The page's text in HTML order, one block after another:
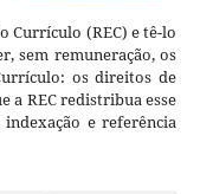
Currículo (REC) e tê-lo
sem remuneração, os
os direitos de
a REC redistribua esse
e referência